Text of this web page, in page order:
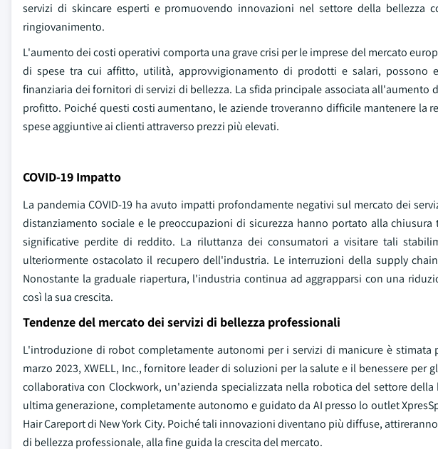
servizi di skincare esperti e promuovendo innovazioni nel settore della bellezza
ringiovanimento.
L'aumento dei costi operativi comporta una grave crisi per le imprese del mercato
di spese tra cui affitto, utilità, approvvigionamento di prodotti e salari, possono
finanziaria dei fornitori di servizi di bellezza. La sfida principale associata
profitto. Poiché questi costi aumentano, le aziende troveranno difficile mantenere la
spese aggiuntive ai clienti attraverso prezzi più elevati.
COVID-19 Impatto
La pandemia COVID-19 ha avuto impatti profondamente negativi sul mercato dei
distanziamento sociale e le preoccupazioni di sicurezza hanno portato alla
significative perdite di reddito. La riluttanza dei consumatori a visitare tali
ulteriormente ostacolato il recupero dell'industria. Le interruzioni della supply
Nonostante la graduale riapertura, l'industria continua ad aggrapparsi con una
così la sua crescita.
Tendenze del mercato dei servizi di bellezza professionali
L'introduzione di robot completamente autonomi per i servizi di manicure è stimata
marzo 2023, XWELL, Inc., fornitore leader di soluzioni per la salute e il benessere
collaborativa con Clockwork, un'azienda specializzata nella robotica del settore
ultima generazione, completamente autonomo e guidato da AI presso lo outlet
Hair Careport di New York City. Poiché tali innovazioni diventano più diffuse,
di bellezza professionale, alla fine guida la crescita del mercato.